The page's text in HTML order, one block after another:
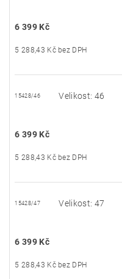
6 399 Kč
5 288,43 Kč bez DPH
15428/46 Velikost: 46
6 399 Kč
5 288,43 Kč bez DPH
15428/47 Velikost: 47
6 399 Kč
5 288,43 Kč bez DPH